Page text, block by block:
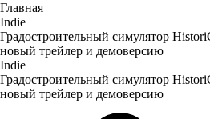
Главная
Indie
Градостроительный симулятор
новый трейлер и демоверсию
Indie
Градостроительный симулятор
новый трейлер и демоверсию